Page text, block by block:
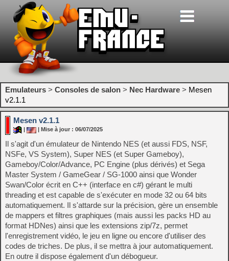
Emulateurs > Consoles de salon > Nec Hardware > Mesen
v2.1.1
Mesen v2.1.1
| Mise à jour : 06/07/2025
Il s'agit d'un émulateur de Nintendo NES (et aussi FDS, NSF,
NSFe, VS System), Super NES (et Super Gameboy),
Gameboy/Color/Advance, PC Engine (plus dérivés) et Sega
Master System / GameGear / SG-1000 ainsi que Wonder
Swan/Color écrit en C++ (interface en c#) gérant le multi
threading et est capable de s'exécuter en mode 32 ou 64 bits
automatiquement. Il s'attarde sur la précision, gère un ensemble
de mappers et filtres graphiques (mais aussi les packs HD au
format HDNes) ainsi que les extensions zip/7z, permet
l'enregistrement vidéo, le jeu en ligne ou encore d'utiliser des
codes de triches. De plus, il se mettra à jour automatiquement.
En outre il dispose également d'un débogueur.